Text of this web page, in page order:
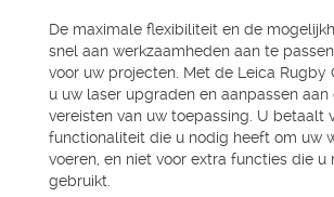
De maximale flexibiliteit en de
snel aan werkzaamheden aan te
voor uw projecten. Met de Leica Rugby
u uw laser upgraden en aanpassen aan
vereisten van uw toepassing. U betaalt
functionaliteit die u nodig heeft om uw
voeren, en niet voor extra functies die u
gebruikt.